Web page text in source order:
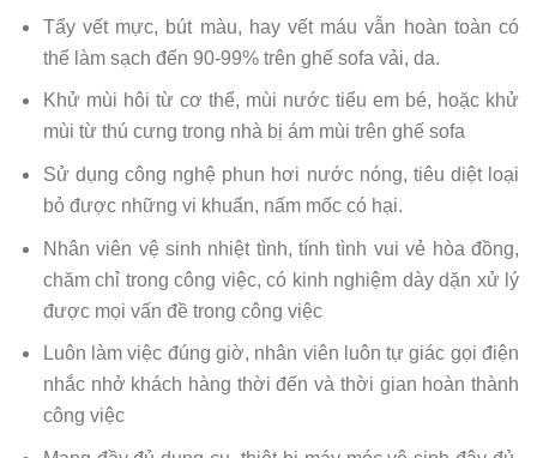
Tẩy vết mực, bút màu, hay vết máu vẫn hoàn toàn có
thể làm sạch đến 90-99% trên ghế sofa vải, da.
Khử mùi hôi từ cơ thể, mùi nước tiểu em bé, hoặc khử
mùi từ thú cưng trong nhà bị ám mùi trên ghế sofa
Sử dụng công nghệ phun hơi nước nóng, tiêu diệt loại
bỏ được những vi khuẩn, nấm mốc có hại.
Nhân viên vệ sinh nhiệt tình, tính tình vui vẻ hòa đồng,
chăm chỉ trong công việc, có kinh nghiệm dày dặn xử lý
được mọi vấn đề trong công việc
Luôn làm việc đúng giờ, nhân viên luôn tự giác gọi điện
nhắc nhở khách hàng thời đến và thời gian hoàn thành
công việc